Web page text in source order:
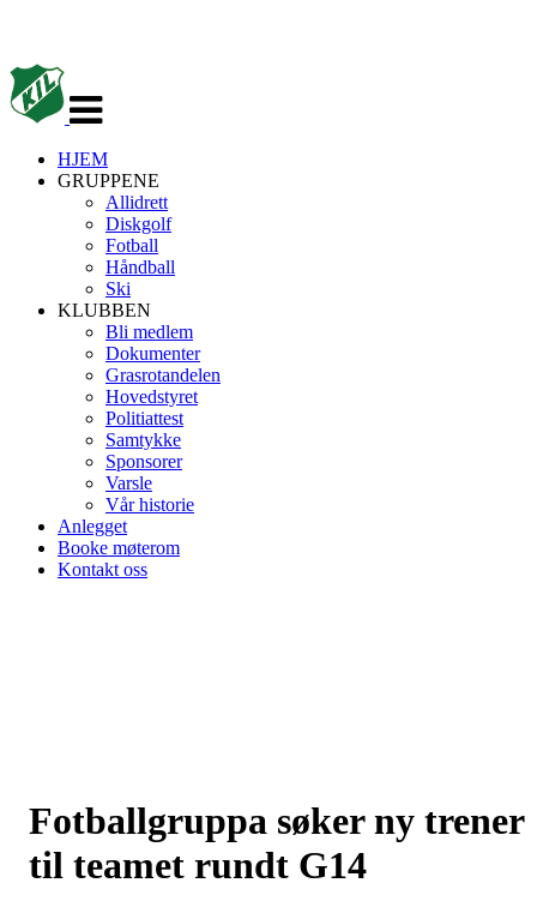
navigasjon
HJEM
GRUPPENE
Allidrett
Diskgolf
Fotball
Håndball
Ski
KLUBBEN
Bli medlem
Dokumenter
Grasrotandelen
Hovedstyret
Politiattest
Samtykke
Sponsorer
Varsle
Vår historie
Anlegget
Booke møterom
Kontakt oss
Fotballgruppa søker ny trener
til teamet rundt G14